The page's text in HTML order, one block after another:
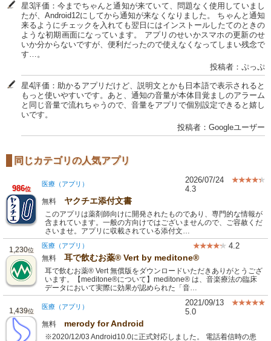
星3評価：今までちゃんと通知が来ていて、問題なく使用していまし
たが、Android12にしてから通知が来なくなりました。 ちゃんと通知
来るようにチェックを入れても翌日にはインストールしたてのときの
ような初期画面になっています。 アプリのせいかスマホの更新のせ
いか分からないですが、便利だったので使えなくなってしまい残念で
す…。
投稿者：ぷっぷ
星4評価：助かるアプリだけど、説明文とかも日本語で表示されると
もっと使いやすいです。あと、通知の音量が本体目覚ましのアラーム
と同じ音量で流れちゃうので、音量をアプリで個別設定できると嬉し
いです。
投稿者：Googleユーザー
同じカテゴリの人気アプリ
986位
医療（アプリ）
2026/07/24
4.3
無料 ヤクチエ添付文書
このアプリは薬剤師向けに開発されたものであり、専門的な情報が
含まれています。一般の方向けではございませんので、ご容赦くだ
さいませ。アプリに収載されている添付文…
1,230位
医療（アプリ） 4.2
無料 耳で飲むお薬® Vert by meditone®
耳で飲むお薬® Vert 無償版をダウンロードいただきありがとうござ
います。【meditone®について】meditone® は、音楽療法の臨床
データにおいて実際に効果が認められた「音…
1,439位
医療（アプリ）
2021/09/13
5.0
無料 merody for Android
※2020/12/03 Android10.0に正式対応しました。 電話着信時の患